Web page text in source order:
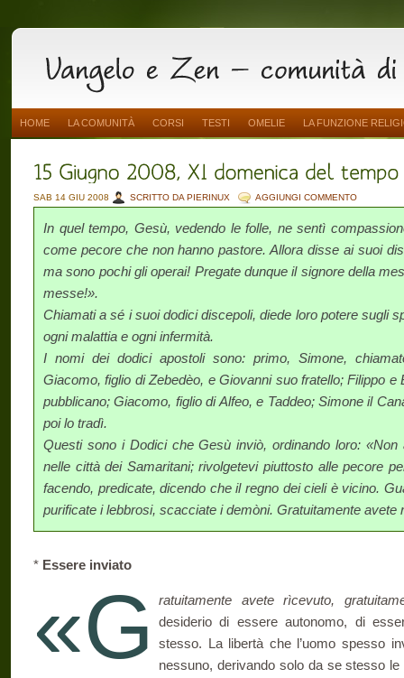
HOME LA COMUNITÀ CORSI TESTI OMELIE LA FUNZIONE
SAB 14 GIU 2008 SCRITTO DA PIERINUX AGGIUNGI COMMENTO
In quel tempo, Gesù, vedendo le folle, ne sentì
come pecore che non hanno pastore. Allora disse ai suoi
ma sono pochi gli operai! Pregate dunque il signore della
messe!».
Chiamati a sé i suoi dodici discepoli, diede loro potere sugli
ogni malattia e ogni infermità.
I nomi dei dodici apostoli sono: primo, Simone,
Giacomo, figlio di Zebedèo, e Giovanni suo fratello; Filippo
pubblicano; Giacomo, figlio di Alfeo, e Taddeo; Simone il
poi lo tradì.
Questi sono i Dodici che Gesù inviò, ordinando loro:
nelle città dei Samaritani; rivolgetevi piuttosto alle pecore
facendo, predicate, dicendo che il regno dei cieli è vicino.
purificate i lebbrosi, scacciate i demòni. Gratuitamente avete
* Essere inviato
«G
ratuitamente avete rìcevuto,
desiderio di essere autonomo, di
stesso. La libertà che l’uomo spesso
nessuno, derivando solo da se stesso